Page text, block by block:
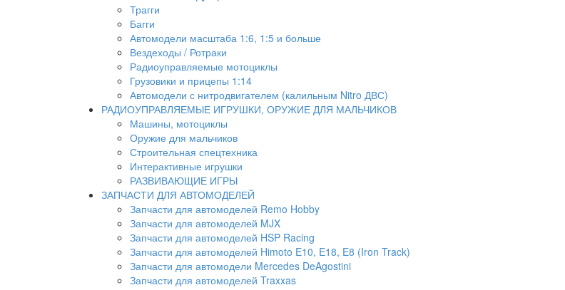
Трагги
Багги
Автомодели масштаба 1:6, 1:5 и больше
Вездеходы / Ротраки
Радиоуправляемые мотоциклы
Грузовики и прицепы 1:14
Автомодели с нитродвигателем (калильным Nitro ДВС)
РАДИОУПРАВЛЯЕМЫЕ ИГРУШКИ, ОРУЖИЕ ДЛЯ МАЛЬЧИКОВ
Машины, мотоциклы
Оружие для мальчиков
Строительная спецтехника
Интерактивные игрушки
РАЗВИВАЮЩИЕ ИГРЫ
ЗАПЧАСТИ ДЛЯ АВТОМОДЕЛЕЙ
Запчасти для автомоделей Remo Hobby
Запчасти для автомоделей MJX
Запчасти для автомоделей HSP Racing
Запчасти для автомоделей Himoto E10, E18, E8 (Iron Track)
Запчасти для автомодели Mercedes DeAgostini
Запчасти для автомоделей Traxxas